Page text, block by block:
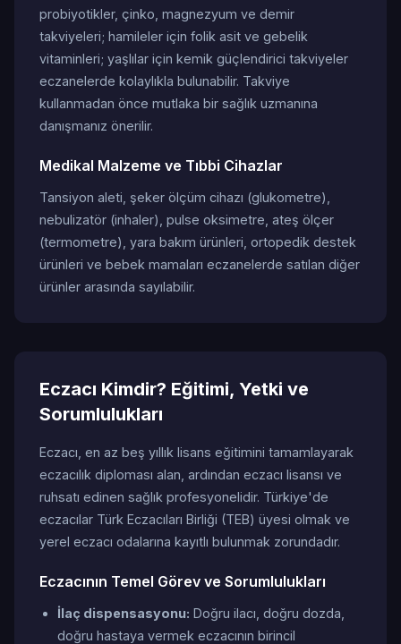
probiyotikler, çinko, magnezyum ve demir
takviyeleri; hamileler için folik asit ve gebelik
vitaminleri; yaşlılar için kemik güçlendirici takviyeler
eczanelerde kolaylıkla bulunabilir. Takviye
kullanmadan önce mutlaka bir sağlık uzmanına
danışmanız önerilir.
Medikal Malzeme ve Tıbbi Cihazlar
Tansiyon aleti, şeker ölçüm cihazı (glukometre),
nebulizatör (inhaler), pulse oksimetre, ateş ölçer
(termometre), yara bakım ürünleri, ortopedik destek
ürünleri ve bebek mamaları eczanelerde satılan diğer
ürünler arasında sayılabilir.
Eczacı Kimdir? Eğitimi, Yetki ve
Sorumlulukları
Eczacı, en az beş yıllık lisans eğitimini tamamlayarak
eczacılık diploması alan, ardından eczacı lisansı ve
ruhsatı edinen sağlık profesyonelidir. Türkiye'de
eczacılar Türk Eczacıları Birliği (TEB) üyesi olmak ve
yerel eczacı odalarına kayıtlı bulunmak zorundadır.
Eczacının Temel Görev ve Sorumlulukları
İlaç dispensasyonu: Doğru ilacı, doğru dozda,
doğru hastaya vermek eczacının birincil